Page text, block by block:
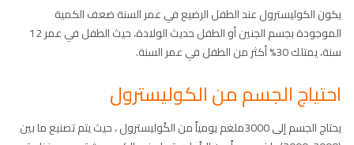
يكون الكوليسترول عند الطفل الرضيع في عمر السنة ضعف الكمية
الموجودة بجسم الجنين أو الطفل حديث الولادة، حيث الطفل في عمر 12
سنة، يمتلك 30% أكثر من الطفل في عمر السنة.
احتياج الجسم من الكوليسترول
يحتاج الجسم إلى 3000ملغم يومياً من الكُوليسترول ، حيث يتم تصنيع ما بين